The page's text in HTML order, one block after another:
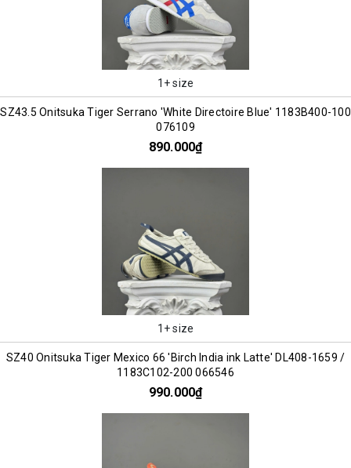
1+ size
SZ43.5 Onitsuka Tiger Serrano 'White Directoire Blue' 1183B400-100
076109
890.000₫
1+ size
SZ40 Onitsuka Tiger Mexico 66 'Birch India ink Latte' DL408-1659 /
1183C102-200 066546
990.000₫